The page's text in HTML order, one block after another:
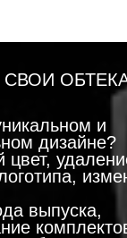
и
дизайне?
цвет,
выпуска,